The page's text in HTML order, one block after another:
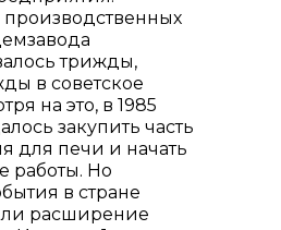
трижды,
в советское
на это, в 1985
закупить часть
для печи и начать
работы. Но
в стране
расширение